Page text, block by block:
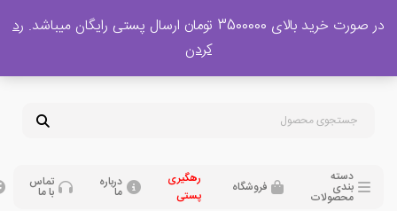
پشتیبانی فروش
09120329397
بندی
محصولات
فروشگاه درباره تماس
3500000 تومان ارسال پستی رایگان میباشد.
رد